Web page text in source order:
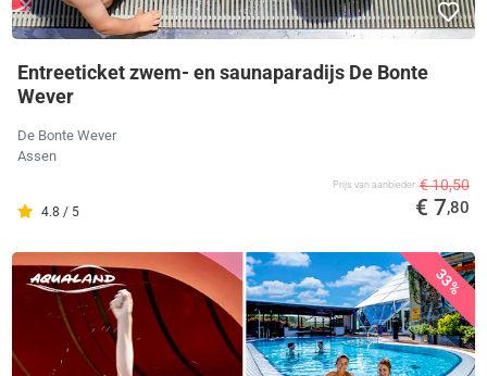
Entreeticket zwem- en saunaparadijs De Bonte
Wever
De Bonte Wever
Assen
4.8 / 5
Prijs van aanbieder € 10,50
€ 7,80
33%